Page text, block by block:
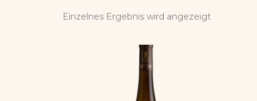
Einzelnes Ergebnis wird angezeigt